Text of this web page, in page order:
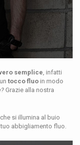
semplice, infatti
tocco fluo in modo
Grazie alla nostra
si illumina al buio
abbigliamento fluo.